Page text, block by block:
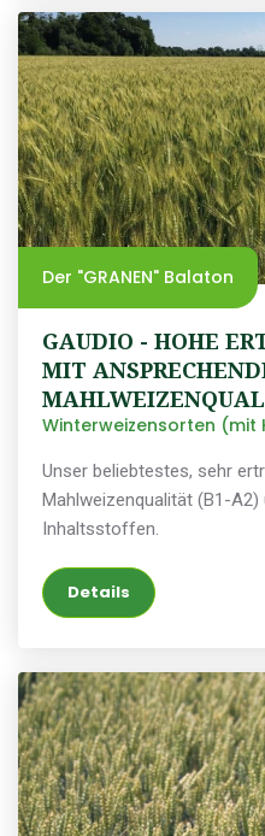
durch gute Standfestigkeit
Der "GRANEN" Balaton
GAUDIO - HOHE
MIT
Winterweizensorten (mit
Unser beliebtestes, sehr
Mahlweizenqualität (B1-
Inhaltsstoffen.
Details